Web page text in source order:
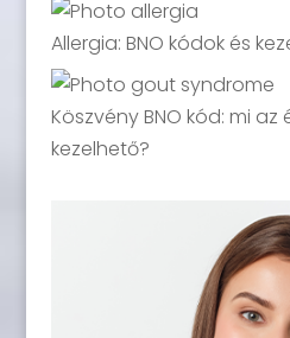
Allergia: BNO kódok és
Köszvény BNO kód: mi
kezelhető?